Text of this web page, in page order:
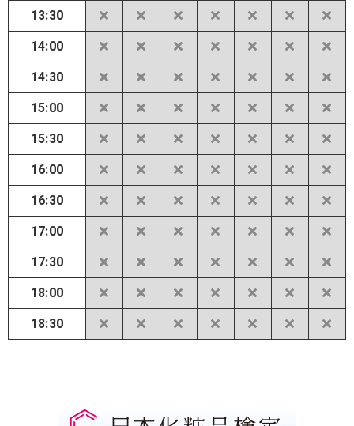
13:30
14:00
14:30
15:00
15:30
16:00
16:30
17:00
17:30
18:00
18:30